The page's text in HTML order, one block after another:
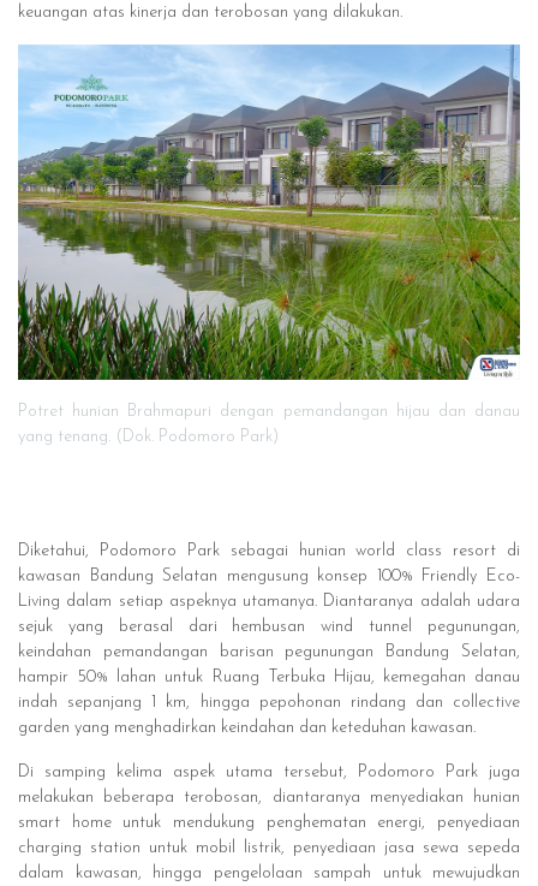
keuangan atas kinerja dan terobosan yang dilakukan.
Potret hunian Brahmapuri dengan pemandangan hijau dan danau
yang tenang. (Dok. Podomoro Park)
Diketahui, Podomoro Park sebagai hunian world class resort di
kawasan Bandung Selatan mengusung konsep 100% Friendly Eco-
Living dalam setiap aspeknya utamanya. Diantaranya adalah udara
sejuk yang berasal dari hembusan wind tunnel pegunungan,
keindahan pemandangan barisan pegunungan Bandung Selatan,
hampir 50% lahan untuk Ruang Terbuka Hijau, kemegahan danau
indah sepanjang 1 km, hingga pepohonan rindang dan collective
garden yang menghadirkan keindahan dan keteduhan kawasan.
Di samping kelima aspek utama tersebut, Podomoro Park juga
melakukan beberapa terobosan, diantaranya menyediakan hunian
smart home untuk mendukung penghematan energi, penyediaan
charging station untuk mobil listrik, penyediaan jasa sewa sepeda
dalam kawasan, hingga pengelolaan sampah untuk mewujudkan